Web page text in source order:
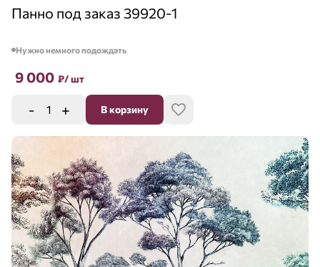
Панно под заказ 39920-1
Нужно немного подождать
9 000 ₽/ шт
- + В корзину